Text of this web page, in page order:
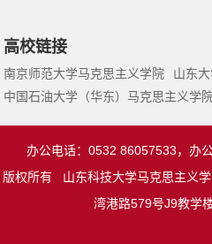
高校链接
南京师范大学马克思主义学院
山东
中国石油大学（华东）马克思主义学
办公电话：0532 86057533，办公
版权所有 山东科技大学马克思主义
湾港路579号J9教